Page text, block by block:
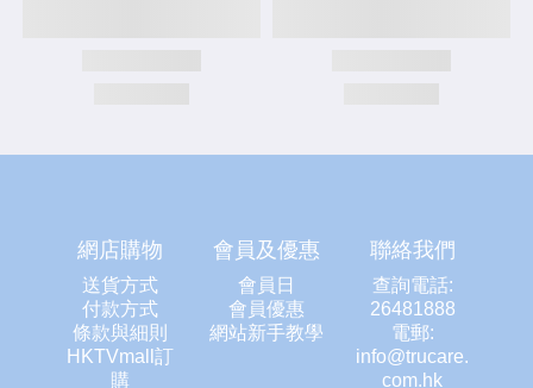
網店購物
送貨方式
付款方式
條款與細則
HKTVmall訂
購
會員及優惠
會員日
會員優惠
網站新手教學
聯絡我們
查詢電話:
26481888
電郵:
info@trucare.
com.hk